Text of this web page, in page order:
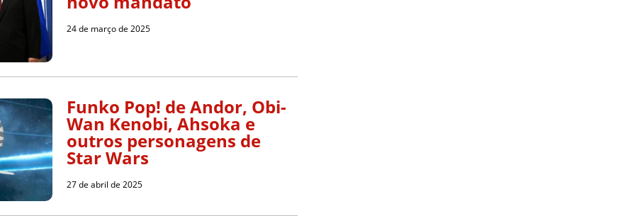
24 de março de 2025
Funko Pop! de Andor, Obi-
Wan Kenobi, Ahsoka e
outros personagens de
Star Wars
27 de abril de 2025